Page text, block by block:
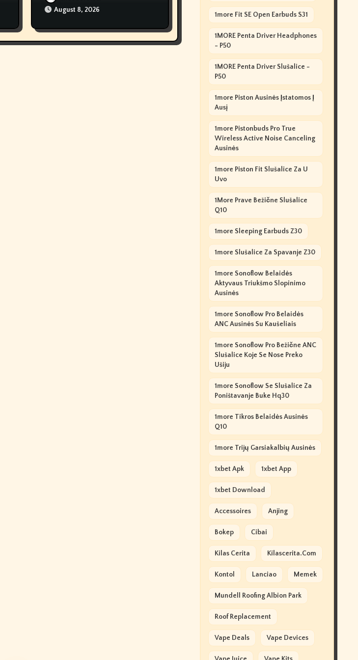
Grownup Smokers’
August 8, 2026
1more Fit SE Open Earbuds S31
1MORE Penta Driver Headphones
- P50
1MORE Penta Driver Slušalice -
P50
1more Piston Ausinės Įstatomos Į
Ausį
1more Pistonbuds Pro True
Wireless Active Noise Canceling
Ausinės
1more Piston Fit Slušalice Za U
Uvo
1More Prave Bežične Slušalice
Q10
1more Sleeping Earbuds Z30
1more Slušalice Za Spavanje Z30
1more Sonoflow Belaidės
Aktyvaus Triukšmo Slopinimo
Ausinės
1more Sonoflow Pro Belaidės
ANC Ausinės Su Kaušeliais
1more Sonoflow Pro Bežične ANC
Slušalice Koje Se Nose Preko
Ušiju
1more Sonoflow Se Slušalice Za
Poništavanje Buke Hq30
1more Tikros Belaidės Ausinės
Q10
1more Trijų Garsiakalbių Ausinės
1xbet Apk 1xbet App
1xbet Download
Accessoires Anjing
Bokep Cibai
Kilas Cerita Kilascerita.com
Kontol Lanciao Memek
Mundell Roofing Albion Park
Roof Replacement
Vape Deals Vape Devices